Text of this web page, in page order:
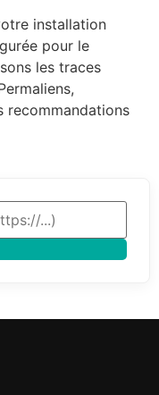
installation
pour le
les traces
recommandations